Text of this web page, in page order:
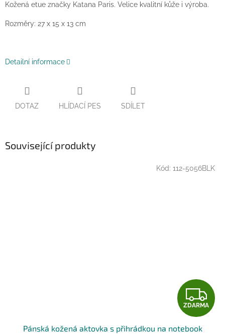
Kožená etue značky Katana Paris. Velice kvalitní kůže i výroba.
Rozměry: 27 x 15 x 13 cm
Detailní informace
DOTAZ HLÍDACÍ PES SDÍLET
Související produkty
Z
D
ZDARMA
Pánská kožená aktovka s přihrádkou na notebook
Kód: 112-5056BLK